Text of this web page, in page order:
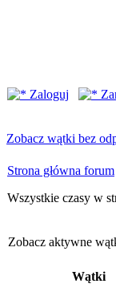
Zaloguj
Zobacz wątki bez
Strona główna forum
Wszystkie czasy w
Zobacz aktywne
Wątki